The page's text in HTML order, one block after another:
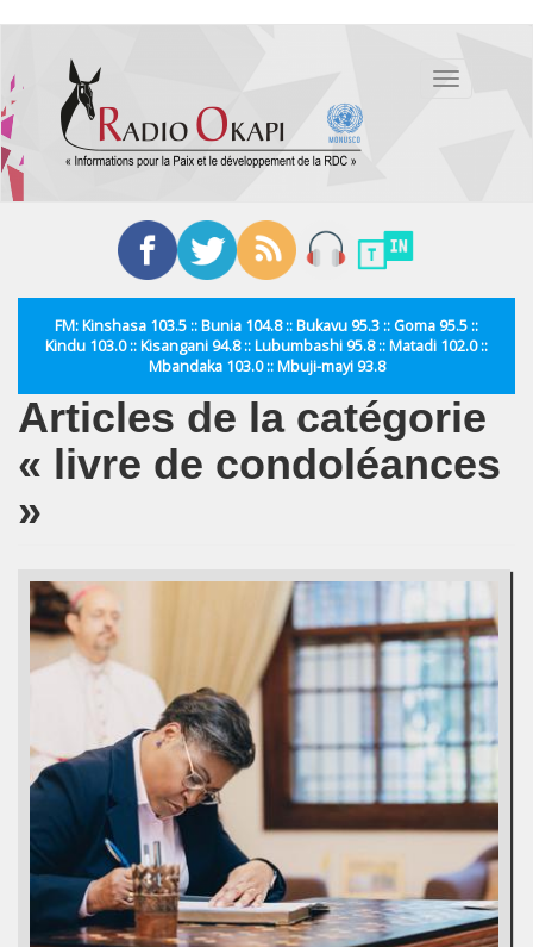
contenu
principal
Toggle
FM: Kinshasa 103.5 :: Bunia 104.8 :: Bukavu 95.3 :: Goma 95.5 ::
Kindu 103.0 :: Kisangani 94.8 :: Lubumbashi 95.8 :: Matadi 102.0 ::
Mbandaka 103.0 :: Mbuji-mayi 93.8
Articles de la catégorie
« livre de condoléances
»